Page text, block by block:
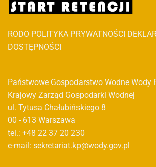
RODO POLITYKA PRYWATNOŚCI
DOSTĘPNOŚCI
Państwowe Gospodarstwo Wodne Wody
Krajowy Zarząd Gospodarki Wodnej
ul. Tytusa Chałubińskiego 8
00 - 613 Warszawa
tel.: +48 22 37 20 230
e-mail: sekretariat.kp@wody.gov.pl